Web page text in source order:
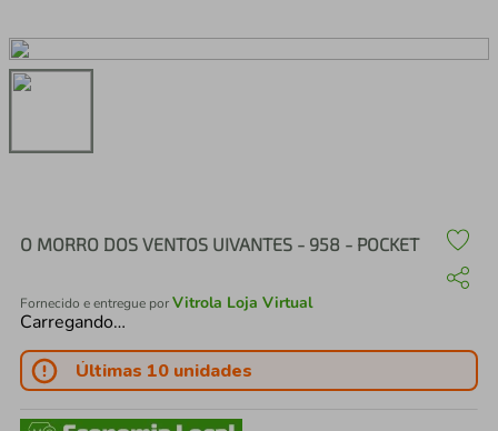
O MORRO DOS VENTOS UIVANTES - 958 - POCKET
Fornecido e entregue porVitrola Loja Virtual
Carregando…
Últimas 10 unidades
2º cafeteira